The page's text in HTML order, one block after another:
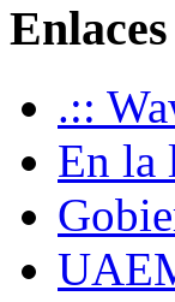
Enlaces
.::
En la